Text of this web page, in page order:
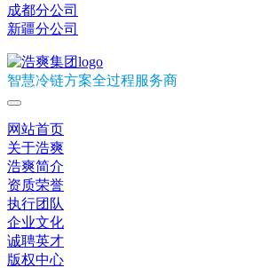
成都分公司
新疆分公司
智慧冷链方案全过程服务商
网站首页
关于浩爽
浩爽简介
资质荣誉
执行团队
企业文化
诚聘英才
版权中心